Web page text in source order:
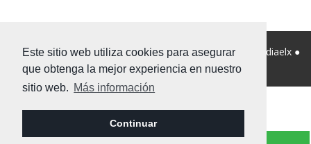
Este sitio web utiliza cookies para asegurar
que obtenga la mejor experiencia en nuestro
sitio web. Más información
Continuar
© 2026 Viviendanet Asesores Inmobiliarios ● Diseño: Mediaelx ●
Nota legal●Privacidad● Mapa Web